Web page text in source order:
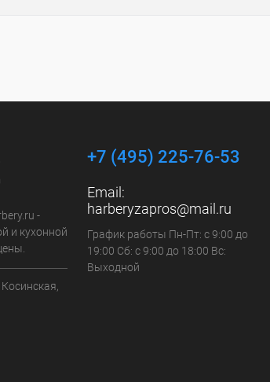
-
и кухонной
+7 (495) 225-76-53
Email:
harberyzapros@mail.ru
График работы Пн-Пт: с 9:00 до
19:00 Сб: с 9:00 до 18:00 Вс:
Выходной